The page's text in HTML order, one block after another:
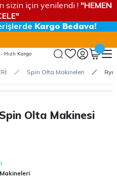
sizin için yenilendi ! "HEMEN
Kargo Bedava!
Spin Olta Makineleri
Olta Makinesi